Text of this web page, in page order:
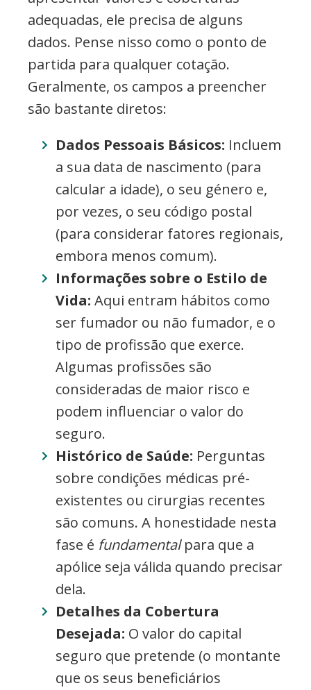
adequadas, ele precisa de alguns
dados. Pense nisso como o ponto de
partida para qualquer cotação.
Geralmente, os campos a preencher
são bastante diretos:
Dados Pessoais Básicos: Incluem
a sua data de nascimento (para
calcular a idade), o seu género e,
por vezes, o seu código postal
(para considerar fatores regionais,
embora menos comum).
Informações sobre o Estilo de
Vida: Aqui entram hábitos como
ser fumador ou não fumador, e o
tipo de profissão que exerce.
Algumas profissões são
consideradas de maior risco e
podem influenciar o valor do
seguro.
Histórico de Saúde: Perguntas
sobre condições médicas pré-
existentes ou cirurgias recentes
são comuns. A honestidade nesta
fase é fundamentalpara que a
apólice seja válida quando precisar
dela.
Detalhes da Cobertura
Desejada: O valor do capital
seguro que pretende (o montante
que os seus beneficiários